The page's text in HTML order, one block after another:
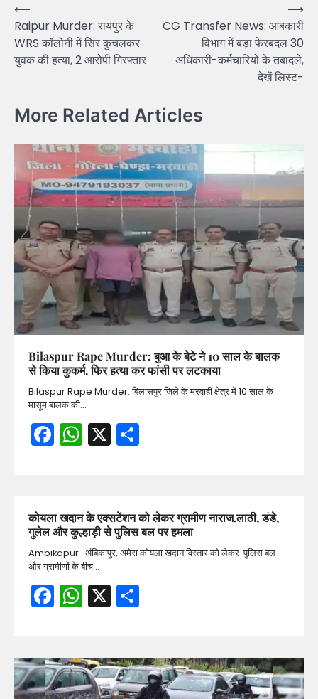
Post
navigation
⟵
Raipur Murder: रायपुर के
WRS कॉलोनी में सिर कुचलकर
युवक की हत्या, 2 आरोपी गिरफ्तार
CG Transfer News: आबकारी
विभाग में बड़ा फेरबदल 30
अधिकारी-कर्मचारियों के तबादले,
देखें लिस्ट-
⟶
More Related Articles
Bilaspur Rape Murder: बुआ के बेटे ने 10 साल के बालक
से किया कुकर्म, फिर हत्या कर फांसी पर लटकाया
Bilaspur Rape Murder: बिलासपुर जिले के मरवाही क्षेत्र में 10 साल के
मासूम बालक की…
Facebook
WhatsApp
X
कोयला खदान के एक्सटेंशन को लेकर ग्रामीण नाराज,लाठी, डंडे,
गुलेल और कुल्हाड़ी से पुलिस बल पर हमला
Ambikapur : अंबिकापुर, अमेरा कोयला खदान विस्तार को लेकर पुलिस बल
और ग्रामीणों के बीच…
Facebook
WhatsApp
X